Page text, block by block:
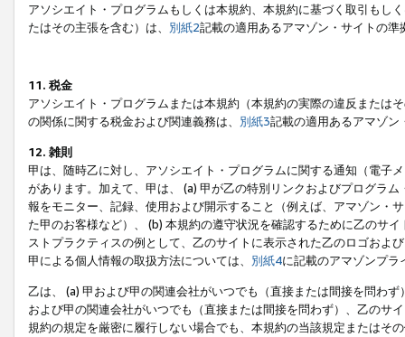
アソシエイト・プログラムもしくは本規約、本規約に基づく取引もし
たはその主張を含む）は、 別紙2記載の適用あるアマゾン・サイトの
11. 税金
アソシエイト・プログラムまたは本規約（本規約の実際の違反または
の関係に関する税金および関連義務は、 別紙3記載の適用あるアマゾン
12. 雑則
甲は、随時乙に対し、アソシエイト・プログラムに関する通知（電子
があります。加えて、甲は、 (a) 甲が乙の特別リンクおよびプログラ
報をモニター、記録、使用および開示すること（例えば、アマゾン・
た甲のお客様など）、 (b) 本規約の遵守状況を確認するために乙のサ
ストプラクティスの例として、乙のサイトに表示された乙のロゴおよ
甲による個人情報の取扱方法については、 別紙4に記載のアマゾンプ
乙は、 (a) 甲および甲の関連会社がいつでも（直接または間接を問わ
および甲の関連会社がいつでも（直接または間接を問わず）、乙のサ
規約の規定を厳密に履行しない場合でも、本規約の当該規定またはそ